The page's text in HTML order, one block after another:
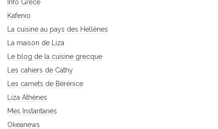
Info Grèce
Kafenio
La cuisine au pays des Hellènes
La maison de Liza
Le blog de la cuisine grecque
Les cahiers de Cathy
Les carnets de Bérénice
Liza Athènes
Mes Instantanés
Okeanews